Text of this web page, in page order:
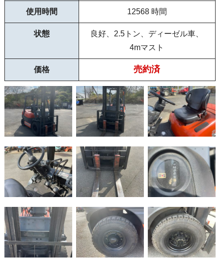
使用時間 12568 時間
状態
良好、2.5トン、ディーゼル車、
4mマスト
価格 売約済